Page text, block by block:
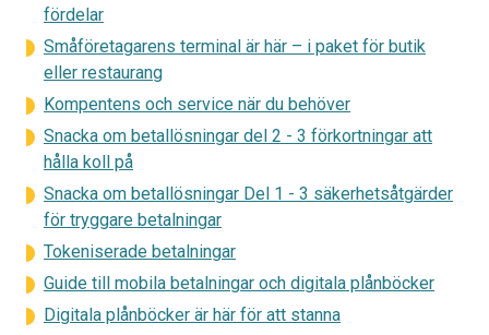
fördelar
Småföretagarens terminal är här – i paket för butik
eller restaurang
Kompentens och service när du behöver
Snacka om betallösningar del 2 - 3 förkortningar att
hålla koll på
Snacka om betallösningar Del 1 - 3 säkerhetsåtgärder
för tryggare betalningar
Tokeniserade betalningar
Guide till mobila betalningar och digitala plånböcker
Digitala plånböcker är här för att stanna